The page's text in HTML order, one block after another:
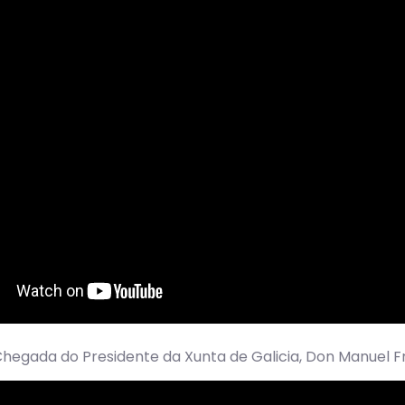
do Presidente da Xunta de Galicia, Don Manuel